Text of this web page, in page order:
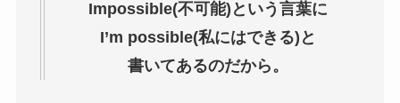
Impossible(不可能)という言葉に
I’m possible(私にはできる)と
書いてあるのだから。